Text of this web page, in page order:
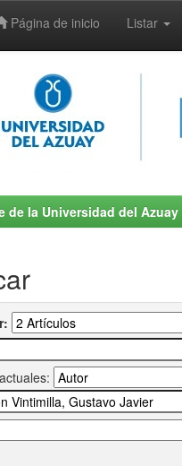
Página de inicio Listar
de la Universidad del Azuay